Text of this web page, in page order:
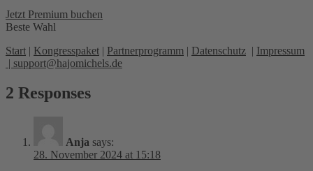
Jetzt Premium buchen
Beste Wahl
Start | Kongresspaket | Partnerprogramm | Datenschutz | Impressum
| support@hajomichels.de
2 Responses
Anja says:
28. November 2024 at 15:18